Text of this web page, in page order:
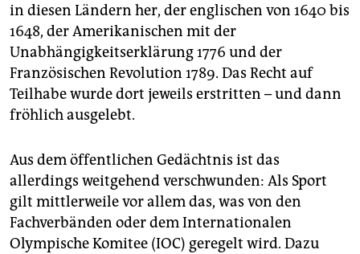
in diesen Ländern her, der englischen von 1640 bis
1648, der Amerikanischen mit der
Unabhängigkeitserklärung 1776 und der
Französischen Revolution 1789. Das Recht auf
Teilhabe wurde dort jeweils erstritten – und dann
fröhlich ausgelebt.
Aus dem öffentlichen Gedächtnis ist das
allerdings weitgehend verschwunden: Als Sport
gilt mittlerweile vor allem das, was von den
Fachverbänden oder dem Internationalen
Olympische Komitee (IOC) geregelt wird. Dazu